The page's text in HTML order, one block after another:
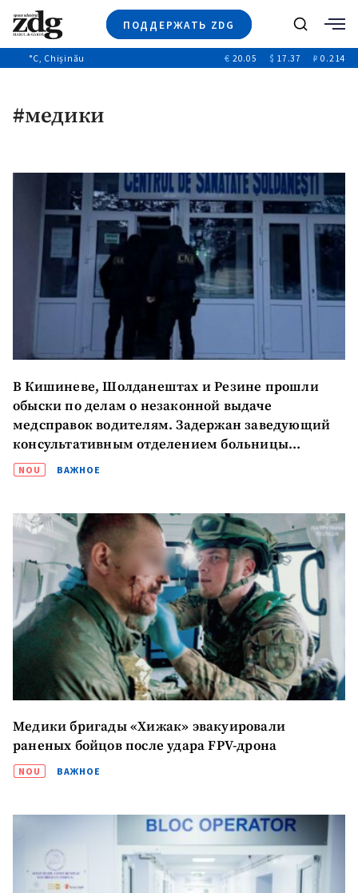
ПОДДЕРЖАТЬ ZDG
Новости
Общество
+312
+75
Мнения
Видео
Выборы 2025
Поиск
°C, Chișinău € 20.05 $ 17.37 ₽ 0.214
#медики
В Кишиневе, Шолданештах и Резине прошли
обыски по делам о незаконной выдаче
медсправок водителям. Задержан заведующий
консультативным отделением больницы
Шолданешт
NOU ВАЖНОЕ
Медики бригады «Хижак» эвакуировали
раненых бойцов после удара FPV-дрона
NOU ВАЖНОЕ